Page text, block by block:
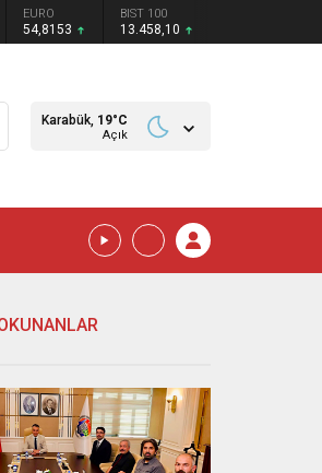
EURO
54,8153
BIST 100
13.458,10
Karabük, 19°C
Açık